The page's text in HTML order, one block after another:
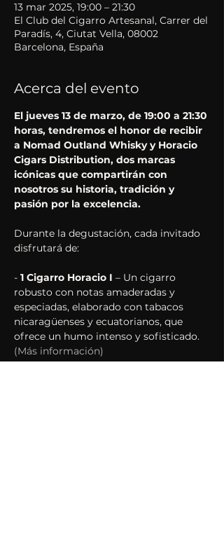
13 mar 2025, 19:00 – 21:30
El Club del Cigarro Artesanal, Carrer del
Paradís, 4, Ciutat Vella, 08002
Barcelona, España
Acerca del evento
El jueves 13 de marzo, de 19:00 a 21:30
horas, tendremos el honor de recibir
a Nomad Outland Whisky y Horacio
Cigars Distribution, dos marcas
icónicas que compartirán con
nosotros su historia, tradición y
pasión por la excelencia.
Durante la degustación, cada invitado
disfrutará de:
- 1 Cigarro Horacio I – Un cigarro
robusto con notas amaderadas y
especiadas, elaborado con tabacos
nicaragüenses y ecuatorianos, que
ofrece un humo intenso y sofisticado.
(Más información)
- 2 copas de whisky Nomad Outland :